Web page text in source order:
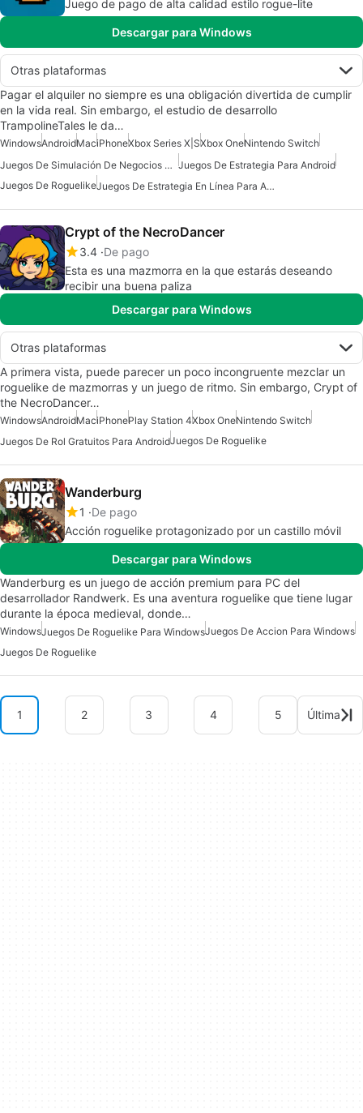
Juego de pago de alta calidad estilo rogue-lite
Descargar para Windows
Otras plataformas
Pagar el alquiler no siempre es una obligación divertida de cumplir
en la vida real. Sin embargo, el estudio de desarrollo
TrampolineTales le da…
WindowsAndroidMaciPhoneXbox Series X|SXbox OneNintendo Switch
Juegos De Simulación De Negocios Para Android Juegos De Estrategia Para Android
Juegos De Roguelike
Juegos De Estrategia En Línea Para Android
Crypt of the NecroDancer
3.4 De pago
Esta es una mazmorra en la que estarás deseando
recibir una buena paliza
Descargar para Windows
Otras plataformas
A primera vista, puede parecer un poco incongruente mezclar un
roguelike de mazmorras y un juego de ritmo. Sin embargo, Crypt of
the NecroDancer…
WindowsAndroidMaciPhonePlay Station 4Xbox OneNintendo Switch
Juegos De Rol Gratuitos Para AndroidJuegos De Roguelike
Wanderburg
1
De pago
Acción roguelike protagonizado por un castillo móvil
Descargar para Windows
Wanderburg es un juego de acción premium para PC del
desarrollador Randwerk. Es una aventura roguelike que tiene lugar
durante la época medieval, donde…
WindowsJuegos De Roguelike Para WindowsJuegos De Accion Para Windows
Juegos De Roguelike
1 2 3 4 5 Última